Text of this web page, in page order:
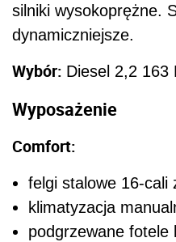
silniki wysokoprężne.
dynamiczniejsze.
Wybór: Diesel 2,2 163
Wyposażenie
Comfort:
felgi stalowe 16-cali
klimatyzacja
podgrzewane fotele